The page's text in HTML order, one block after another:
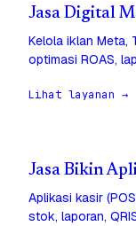
Jasa Digital
Kelola iklan Meta,
optimasi ROAS,
Lihat layanan →
Jasa Bikin
Aplikasi kasir
stok, laporan,